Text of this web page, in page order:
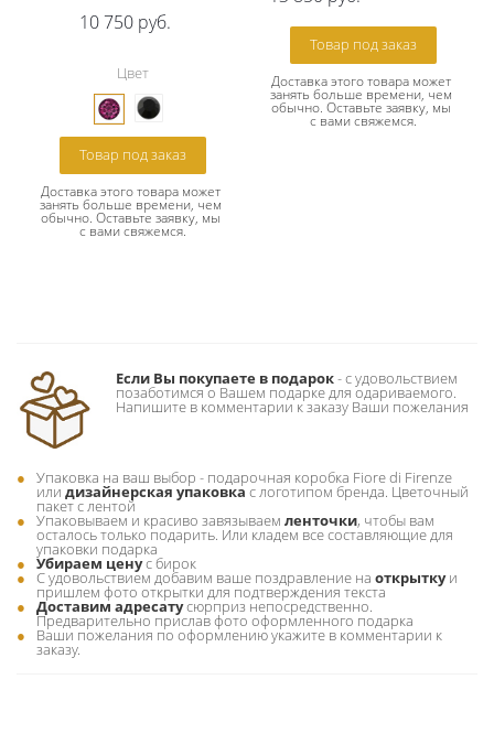
10 750руб.
Цвет
Товар под заказ
Доставка этого товара может
занять больше времени, чем
обычно. Оставьте заявку, мы
с вами свяжемся.
Товар под заказ
Доставка этого товара может
занять больше времени, чем
обычно. Оставьте заявку, мы
с вами свяжемся.
Если Вы покупаете в подарок- c удовольствием
позаботимся о Вашем подарке для одариваемого.
Напишите в комментарии к заказу Ваши пожелания
Упаковка на ваш выбор - подарочная коробка Fiore di Firenze
или дизайнерская упаковка с логотипом бренда. Цветочный
пакет с лентой
Упаковываем и красиво завязываем ленточки, чтобы вам
осталось только подарить. Или кладем все составляющие для
упаковки подарка
Убираем ценус бирок
С удовольствием добавим ваше поздравление на открыткуи
пришлем фото открытки для подтверждения текста
Доставим адресатусюрприз непосредственно.
Предварительно прислав фото оформленного подарка
Ваши пожелания по оформлению укажите в комментарии к
заказу.